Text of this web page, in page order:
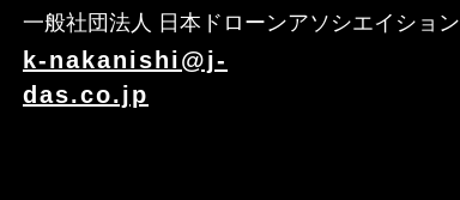
一般社団法人 日本ドローンアソシエイション
k-nakanishi@j-
das.co.jp